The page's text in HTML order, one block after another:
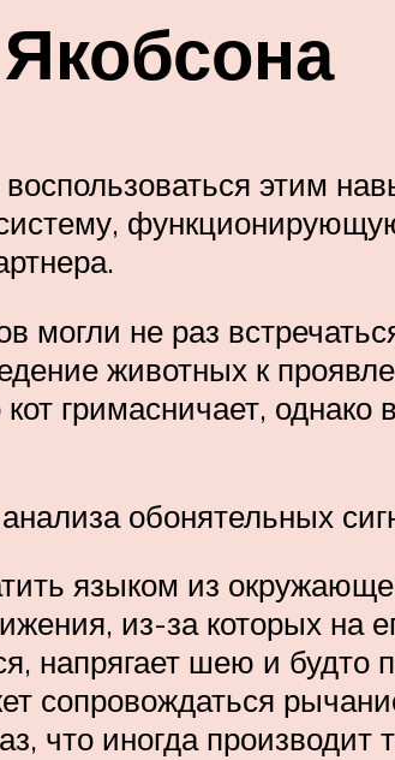
этим
могли не раз
животных к
кот гримасничает,
обонятельных
языком из
из-за которых на
напрягает шею и будто
сопровождаться
что иногда производит